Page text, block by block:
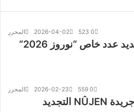
المحرر 2026-04-02 0
523
المحرر 2026-02-23 0
559